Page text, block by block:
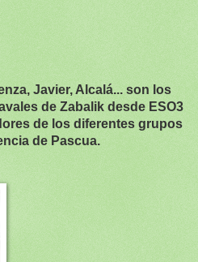
Javier, Alcalá... son los
de Zabalik desde ESO3
de los diferentes grupos
de Pascua.